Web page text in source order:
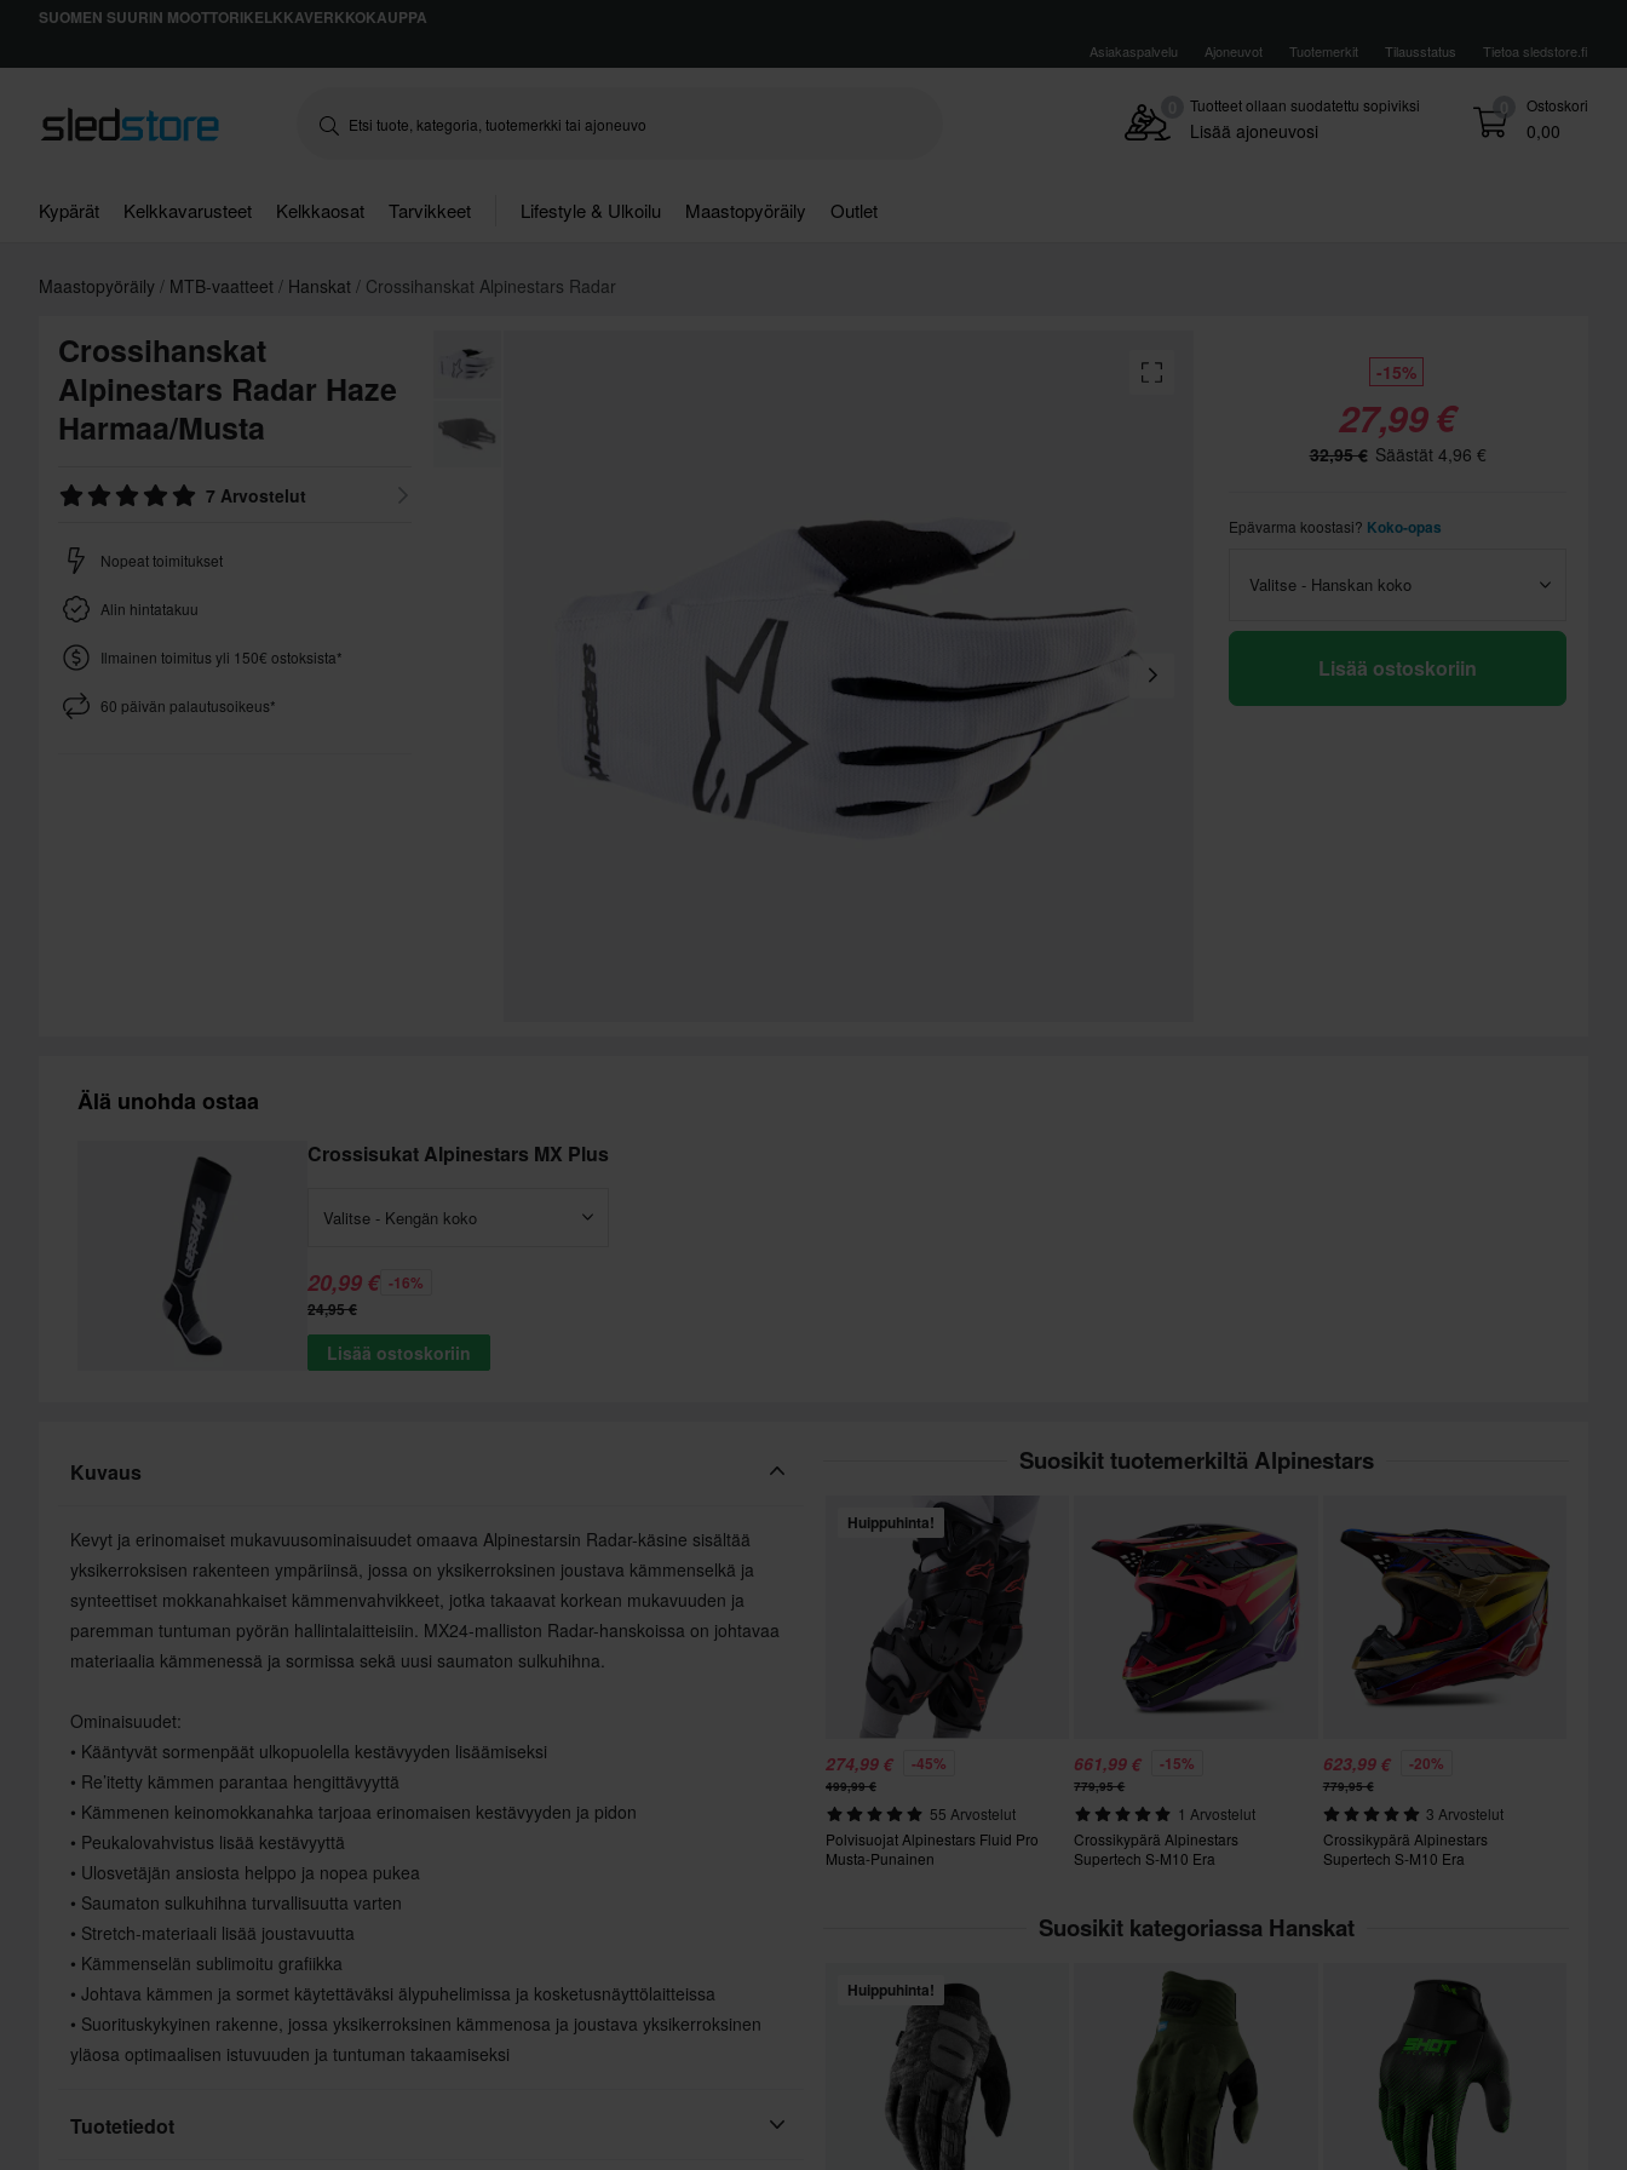
SUOMEN SUURIN MOOTTORIKELKKAVERKKOKAUPPA
Asiakaspalvelu Ajoneuvot Tuotemerkit Tilausstatus Tietoa sledstore.fi
0 Ostoskori
0,00
Tuotteet ollaan suodatettu sopiviksi
Lisää ajoneuvosi
Kypärät Kelkkavarusteet Kelkkaosat Tarvikkeet Lifestyle & Ulkoilu Maastopyöräily Outlet
Maastopyöräily MTB-vaatteet Hanskat Crossihanskat Alpinestars Radar
Crossihanskat
Alpinestars Radar Haze
Harmaa/Musta
7 Arvostelut
Nopeat toimitukset
Alin hintatakuu
Ilmainen toimitus yli 150€ ostoksista*
60 päivän palautusoikeus*
-15%
27,99 €
32,95 € Säästät 4,96 €
Epävarma koostasi? Koko-opas
Valitse - Hanskan koko
Lisää ostoskoriin
Älä unohda ostaa
Crossisukat Alpinestars MX Plus
Valitse - Kengän koko
20,99 € -16%
24,95 €
Lisää ostoskoriin
Kuvaus
Kevyt ja erinomaiset mukavuusominaisuudet omaava Alpinestarsin Radar-käsine sisältää
yksikerroksisen rakenteen ympäriinsä, jossa on yksikerroksinen joustava kämmenselkä ja
synteettiset mokkanahkaiset kämmenvahvikkeet, jotka takaavat korkean mukavuuden ja
paremman tuntuman pyörän hallintalaitteisiin. MX24-malliston Radar-hanskoissa on johtavaa
materiaalia kämmenessä ja sormissa sekä uusi saumaton sulkuhihna.
Ominaisuudet:
• Kääntyvät sormenpäät ulkopuolella kestävyyden lisäämiseksi
• Re’itetty kämmen parantaa hengittävyyttä
• Kämmenen keinomokkanahka tarjoaa erinomaisen kestävyyden ja pidon
• Peukalovahvistus lisää kestävyyttä
• Ulosvetäjän ansiosta helppo ja nopea pukea
• Saumaton sulkuhihna turvallisuutta varten
• Stretch-materiaali lisää joustavuutta
• Kämmenselän sublimoitu grafiikka
• Johtava kämmen ja sormet käytettäväksi älypuhelimissa ja kosketusnäyttölaitteissa
• Suorituskykyinen rakenne, jossa yksikerroksinen kämmenosa ja joustava yksikerroksinen
yläosa optimaalisen istuvuuden ja tuntuman takaamiseksi
Tuotetiedot
Suosikit tuotemerkiltä Alpinestars
Huippuhinta!
274,99 € -45%
499,99 €
55 Arvostelut
Polvisuojat Alpinestars Fluid Pro
Musta-Punainen
661,99 € -15%
779,95 €
1 Arvostelut
Crossikypärä Alpinestars
Supertech S-M10 Era
623,99 € -20%
779,95 €
3 Arvostelut
Crossikypärä Alpinestars
Supertech S-M10 Era
Suosikit kategoriassa Hanskat
Huippuhinta!